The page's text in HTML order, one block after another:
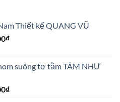
Thiết kế QUANG VŨ
₫Giá
là:suông tơ tằm TÂM NHƯ
₫Giá